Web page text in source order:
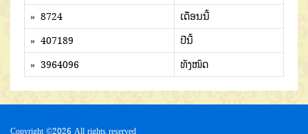
» 8724
ເດືອນນີ້
» 407189
ປີນີ້
» 3964096
ທັງໜົດ
Copyright ©2026 All rights reserved